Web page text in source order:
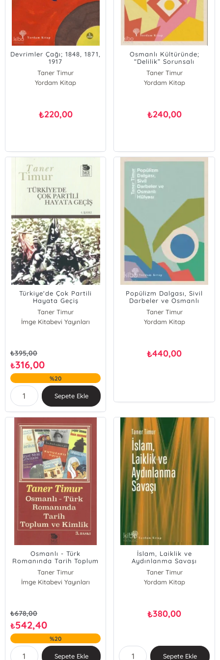
Devrimler Çağı; 1848, 1871,
1917
Taner Timur
Yordam Kitap
₺220,00
Osmanlı Kültüründe;
“Delilik” Sorunsalı
Taner Timur
Yordam Kitap
₺240,00
Türkiye'de Çok Partili
Hayata Geçiş
Taner Timur
İmge Kitabevi Yayınları
₺395,00
₺316,00
%20
Sepete Ekle
Popülizm Dalgası, Sivil
Darbeler ve Osmanlı
Olaylar ve Yorumlar
Taner Timur
Yordam Kitap
₺440,00
Osmanlı - Türk
Romanında Tarih Toplum
Taner Timur
İmge Kitabevi Yayınları
₺678,00
₺542,40
%20
Sepete Ekle
İslam, Laiklik ve
Aydınlanma Savaşı
Taner Timur
Yordam Kitap
₺380,00
Sepete Ekle